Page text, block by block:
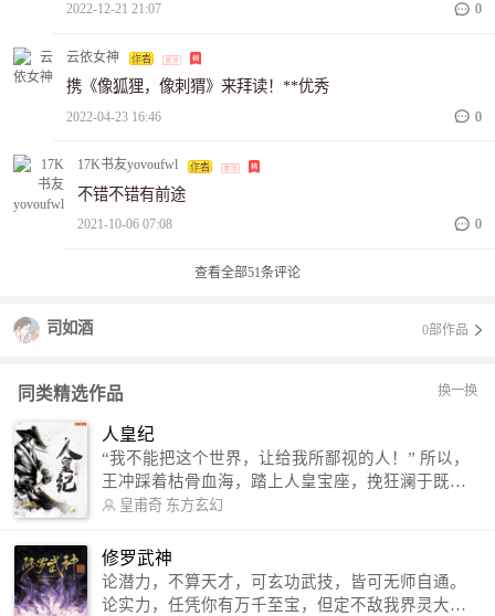
2022-12-21 21:07 0
云依女神
携《像狐狸，像刺猬》来拜读！**优秀
2022-04-23 16:46 0
17K书友yovoufwl
不错不错有前途
2021-10-06 07:08 0
查看全部51条评论
司如酒 0部作品
同类精选作品 换一换
人皇纪
“我不能把这个世界，让给我所鄙视的人！” 所以，
王冲踩着枯骨血海，踏上人皇宝座，挽狂澜于既
倒，扶大厦之将倾，成就了一段无上的传说！ 微信
微博：皇甫奇（地址：http://weibo.com/u/25284575
87） QQ交流群：320238210【普通群】 574501330
【VIP订阅群】 欢迎大家关注。
皇甫奇 东方玄幻
修罗武神
论潜力，不算天才，可玄功武技，皆可无师自通。
论实力，任凭你有万千至宝，但定不敌我界灵大